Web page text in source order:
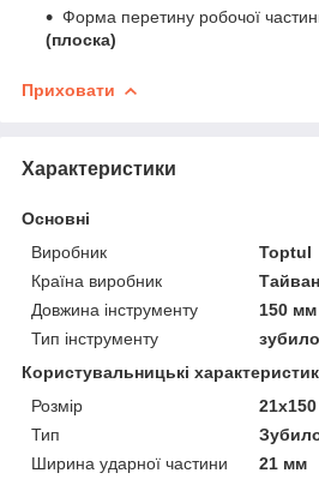
Форма перетину робочої
(плоска)
Приховати
Характеристики
Основні
Виробник
Toptul
Країна виробник
Довжина інструменту
150 мм
Тип інструменту
зубило
Користувальницькі
Розмір
21х150
Тип
Ширина ударної частини
21 мм